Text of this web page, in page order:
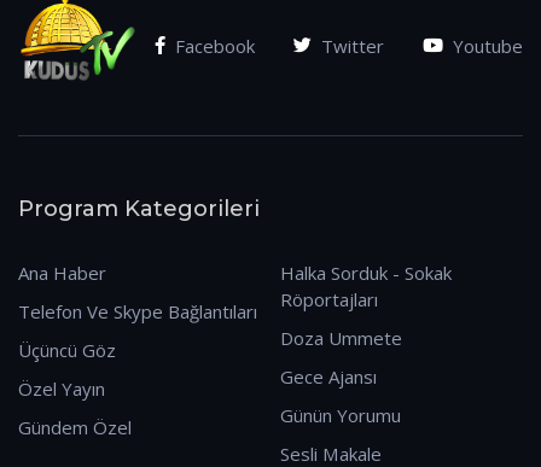
Facebook Twitter Youtube
Program Kategorileri
Ana Haber
Telefon Ve Skype Bağlantıları
Üçüncü Göz
Özel Yayın
Gündem Özel
Halka Sorduk - Sokak
Röportajları
Doza Ummete
Gece Ajansı
Günün Yorumu
Sesli Makale